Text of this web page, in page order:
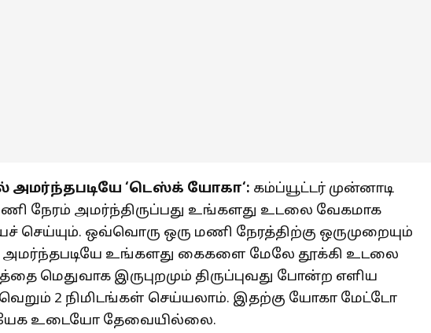
அமர்ந்தபடியே ‘டெஸ்க் யோகா‘: கம்ப்யூட்டர் முன்னாடி
நேரம் அமர்ந்திருப்பது உங்களது உடலை வேகமாக
செய்யும். ஒவ்வொரு ஒரு மணி நேரத்திற்கு ஒருமுறையும்
உங்களது கைகளை மேலே தூக்கி உடலை
மெதுவாக இருபுறமும் திருப்புவது போன்ற எளிய
2 நிமிடங்கள் செய்யலாம். இதற்கு யோகா மேட்டோ
உடையோ தேவையில்லை.